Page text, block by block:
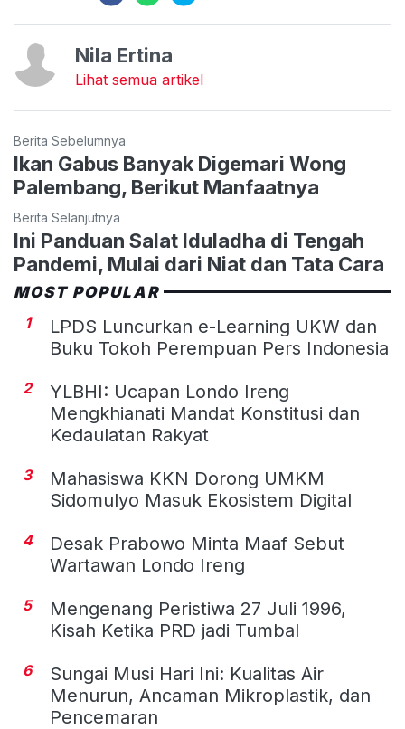
Nila Ertina
Lihat semua artikel
Berita Sebelumnya
Ikan Gabus Banyak Digemari Wong
Palembang, Berikut Manfaatnya
Berita Selanjutnya
Ini Panduan Salat Iduladha di Tengah
Pandemi, Mulai dari Niat dan Tata Cara
MOST POPULAR
1
LPDS Luncurkan e-Learning UKW dan
Buku Tokoh Perempuan Pers Indonesia
2
YLBHI: Ucapan Londo Ireng
Mengkhianati Mandat Konstitusi dan
Kedaulatan Rakyat
3
Mahasiswa KKN Dorong UMKM
Sidomulyo Masuk Ekosistem Digital
4
Desak Prabowo Minta Maaf Sebut
Wartawan Londo Ireng
5
Mengenang Peristiwa 27 Juli 1996,
Kisah Ketika PRD jadi Tumbal
6
Sungai Musi Hari Ini: Kualitas Air
Menurun, Ancaman Mikroplastik, dan
Pencemaran